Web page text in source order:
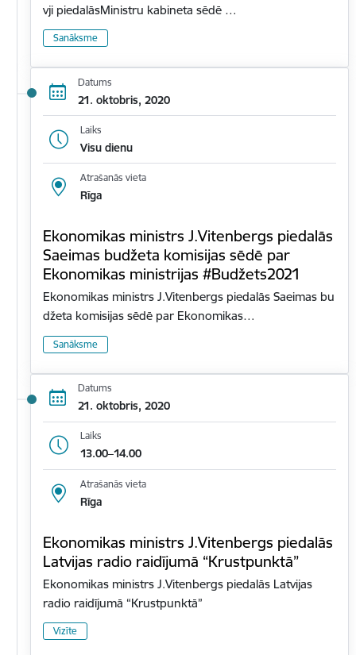
vji piedalāsMinistru kabineta sēdē …
Sanāksme
Datums
21. oktobris, 2020
Laiks
Visu dienu
Atrašanās vieta
Rīga
Ekonomikas ministrs J.Vitenbergs piedalās
Saeimas budžeta komisijas sēdē par
Ekonomikas ministrijas #Budžets2021
Ekonomikas ministrs J.Vitenbergs piedalās Saeimas bu
džeta komisijas sēdē par Ekonomikas…
Sanāksme
Datums
21. oktobris, 2020
Laiks
13.00–14.00
Atrašanās vieta
Rīga
Ekonomikas ministrs J.Vitenbergs piedalās
Latvijas radio raidījumā “Krustpunktā”
Ekonomikas ministrs J.Vitenbergs piedalās Latvijas
radio raidījumā “Krustpunktā”
Vizīte